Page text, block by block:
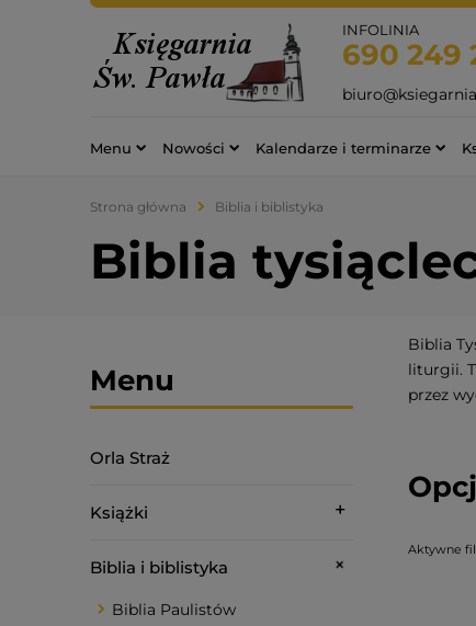
INFOLINIA
690 249
Menu Nowości Kalendarze i terminarze
Strona główna Biblia i biblistyka
Biblia
Menu
Orla Straż
Książki
Biblia i biblistyka
Biblia Paulistów
Aktywne
Biblia
liturgii.
przez